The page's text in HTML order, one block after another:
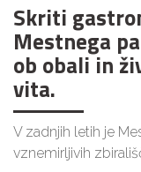
Skriti
Mestnega
ob obali in
vita.
V zadnjih letih je
vznemirljivih